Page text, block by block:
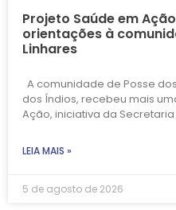
Projeto Saúde em
orientações à
Linhares
A comunidade de Posse
dos Índios, recebeu mais
Ação, iniciativa da Secretaria
LEIA MAIS »
5 de agosto de 2026